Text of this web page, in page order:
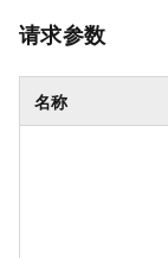
请求参数
名称